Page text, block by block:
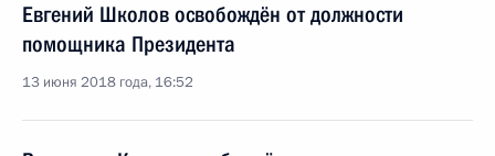
Евгений Школов освобождён от должности
помощника Президента
13 июня 2018 года, 16:52